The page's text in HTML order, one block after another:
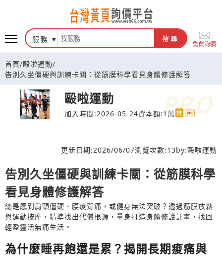
台灣黃頁詢價平台
服務 搜尋
免費詢價
首頁/毆啦運動/
告別久坐僵硬與訓練卡關：從筋膜科學看見身體修護解答
毆啦運動
加入時間:2026-05-24資本額:1萬
更新日期:2026/06/07瀏覽次數:13by:毆啦運動
告別久坐僵硬與訓練卡關：從筋膜科學
看見身體修護解答
總是感到肩頸僵硬、腰痠背痛，或健身無法突破？透過筋膜放鬆
與運動按摩，精準找出代償根源，量身打造身體修護計畫，找回
輕盈靈活無痛生活。
為什麼睡再飽還是累？揭開長期痠痛與